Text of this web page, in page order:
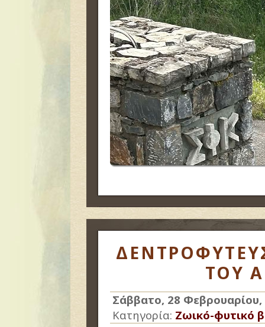
ΤΟΥ
Σάββατο, 28 Φεβρουαρίου,
Κατηγορία: Ζωικό-φυτικό